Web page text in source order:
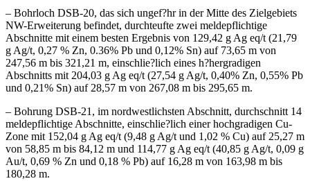
– Bohrloch DSB-20, das sich ungef?hr in der Mitte des Zielgebiets
NW-Erweiterung befindet, durchteufte zwei meldepflichtige
Abschnitte mit einem besten Ergebnis von 129,42 g Ag eq/t (21,79
g Ag/t, 0,27 % Zn, 0.36% Pb und 0,12% Sn) auf 73,65 m von
247,56 m bis 321,21 m, einschlie?lich eines h?hergradigen
Abschnitts mit 204,03 g Ag eq/t (27,54 g Ag/t, 0,40% Zn, 0,55% Pb
und 0,21% Sn) auf 28,57 m von 267,08 m bis 295,65 m.
– Bohrung DSB-21, im nordwestlichsten Abschnitt, durchschnitt 14
meldepflichtige Abschnitte, einschlie?lich einer hochgradigen Cu-
Zone mit 152,04 g Ag eq/t (9,48 g Ag/t und 1,02 % Cu) auf 25,27 m
von 58,85 m bis 84,12 m und 114,77 g Ag eq/t (40,85 g Ag/t, 0,09 g
Au/t, 0,69 % Zn und 0,18 % Pb) auf 16,28 m von 163,98 m bis
180,28 m.